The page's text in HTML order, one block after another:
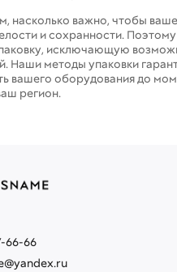
насколько важно, чтобы
и сохранности.
исключающую
Наши методы упаковки
вашего оборудования до
регион.
66-66